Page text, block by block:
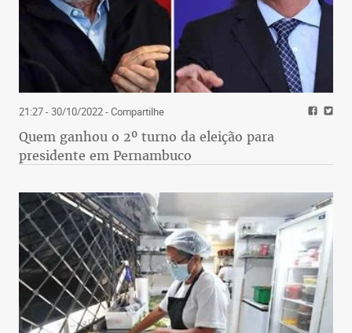
21:27 - 30/10/2022- Compartilhe
Quem ganhou o 2º turno da eleição para
presidente em Pernambuco